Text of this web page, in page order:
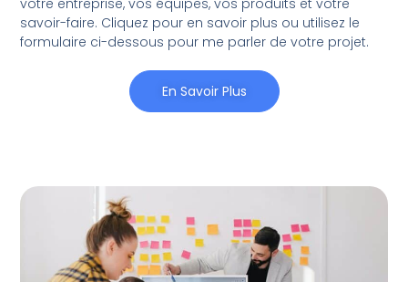
savoir-faire. Cliquez pour en savoir plus ou utilisez le
formulaire ci-dessous pour me parler de votre projet.
En Savoir Plus